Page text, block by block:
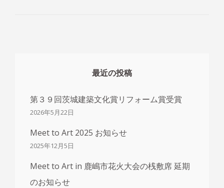
の
ご
介
最近の投稿
第３９回茨城建築文化賞リフォーム賞受賞
2026年5月22日
Meet to Art 2025 お知らせ
2025年12月5日
Meet to Art in 鹿嶋市花火大会の桟敷席 延期
のお知らせ